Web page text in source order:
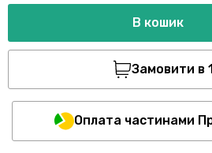
В кошик
Замовити в
Оплата частинами